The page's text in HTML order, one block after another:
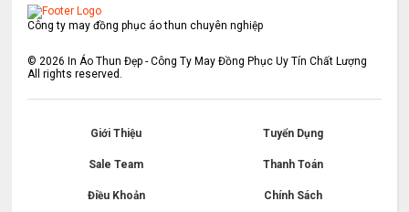
Công ty may đồng phục áo thun chuyên nghiệp
©2026 In Áo Thun Đẹp - Công Ty May Đồng Phục Uy Tín Chất Lượng
All rights reserved.
Giới Thiệu Tuyển Dụng
Sale Team Thanh Toán
Điều Khoản Chính Sách